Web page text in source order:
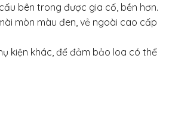
bên trong được gia cố, bền hơn.
mòn màu đen, vẻ ngoài cao cấp
kiện khác, để đảm bảo loa có thể